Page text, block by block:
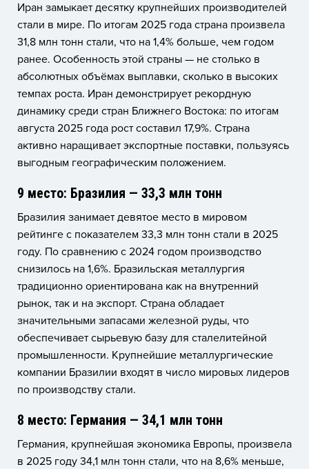
Иран замыкает десятку крупнейших производителей
стали в мире. По итогам 2025 года страна произвела
31,8 млн тонн стали, что на 1,4% больше, чем годом
ранее. Особенность этой страны — не столько в
абсолютных объёмах выплавки, сколько в высоких
темпах роста. Иран демонстрирует рекордную
динамику среди стран Ближнего Востока: по итогам
августа 2025 года рост составил 17,9%. Страна
активно наращивает экспортные поставки, пользуясь
выгодным географическим положением.
9 место: Бразилия — 33,3 млн тонн
Бразилия занимает девятое место в мировом
рейтинге с показателем 33,3 млн тонн стали в 2025
году. По сравнению с 2024 годом производство
снизилось на 1,6%. Бразильская металлургия
традиционно ориентирована как на внутренний
рынок, так и на экспорт. Страна обладает
значительными запасами железной руды, что
обеспечивает сырьевую базу для сталелитейной
промышленности. Крупнейшие металлургические
компании Бразилии входят в число мировых лидеров
по производству стали.
8 место: Германия — 34,1 млн тонн
Германия, крупнейшая экономика Европы, произвела
в 2025 году 34,1 млн тонн стали, что на 8,6% меньше,